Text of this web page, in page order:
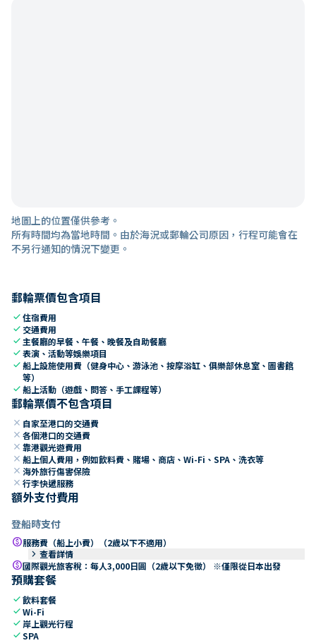
地圖上的位置僅供參考。
所有時間均為當地時間。由於海況或郵輪公司原因，行程可能會在
不另行通知的情況下變更。
郵輪票價包含項目
check住宿費用
check 交通費用
check 主餐廳的早餐、午餐、晚餐及自助餐廳
check表演、活動等娛樂項目
check船上設施使用費（健身中心、游泳池、按摩浴缸、俱樂部休息室、圖書館
等）
check船上活動（遊戲、問答、手工課程等）
郵輪票價不包含項目
close 自家至港口的交通費
close 各個港口的交通費
close 靠港觀光遊費用
close 船上個人費用，例如飲料費、賭場、商店、Wi-Fi、SPA、洗衣等
close 海外旅行傷害保險
close 行李快遞服務
額外支付費用
登船時支付
paid服務費（船上小費）（2歲以下不適用）
keyboard_arrow_right 查看詳情
paid國際觀光旅客稅：每人3,000日圓（2歲以下免徵） ※僅限從日本出發
預購套餐
check飲料套餐
checkWi-Fi
check 岸上觀光行程
checkSPA